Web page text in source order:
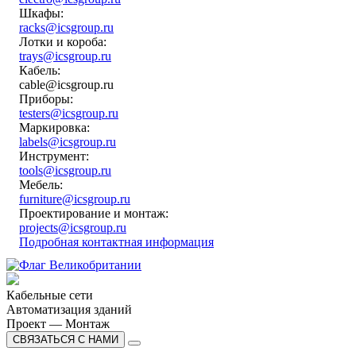
Шкафы:
racks@icsgroup.ru
Лотки и короба:
trays@icsgroup.ru
Кабель:
cable@icsgroup.ru
Приборы:
testers@icsgroup.ru
Маркировка:
labels@icsgroup.ru
Инструмент:
tools@icsgroup.ru
Мебель:
furniture@icsgroup.ru
Проектирование и монтаж:
projects@icsgroup.ru
Подробная контактная информация
Кабельные сети
Автоматизация зданий
Проект — Монтаж
СВЯЗАТЬСЯ С НАМИ